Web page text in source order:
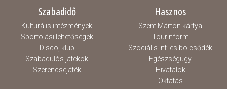
Szabadidő
Kulturális intézmények
Sportolási lehetőségek
Disco, klub
Szabadulós játékok
Szerencsejáték
Hasznos
Szent Márton kártya
Tourinform
Szociális int. és bölcsődék
Egészségügy
Hivatalok
Oktatás